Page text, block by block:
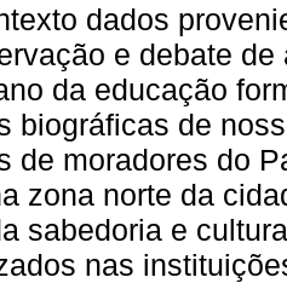
dados
e debate
da educação
biográficas de
de moradores do
zona norte da
sabedoria e
nas